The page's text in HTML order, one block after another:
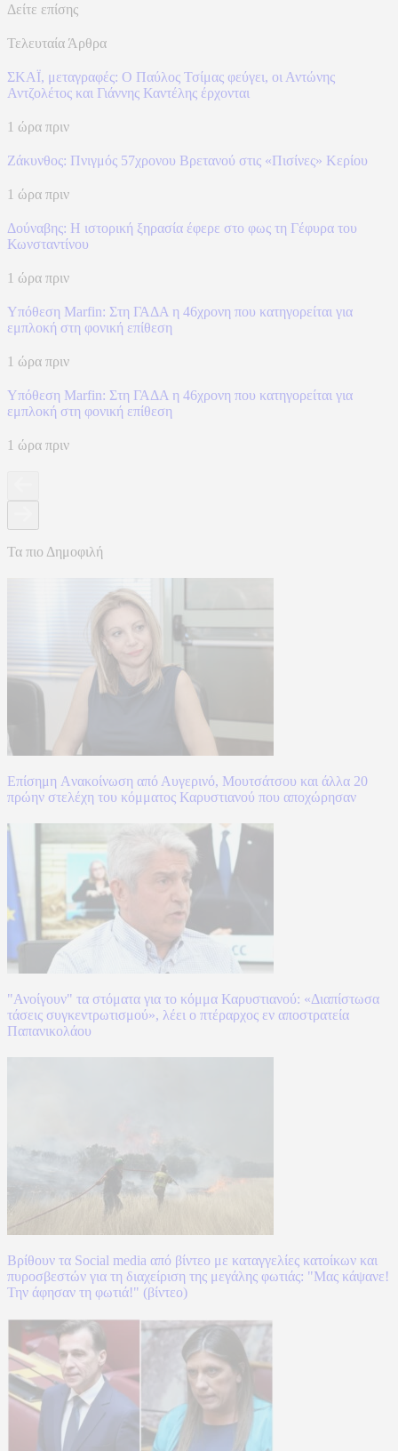
Δείτε επίσης
Τελευταία Άρθρα
ΣΚΑΪ, μεταγραφές: Ο Παύλος Τσίμας φεύγει, οι Αντώνης
Αντζολέτος και Γιάννης Καντέλης έρχονται
1 ώρα πριν
Ζάκυνθος: Πνιγμός 57χρονου Βρετανού στις «Πισίνες» Κερίου
1 ώρα πριν
Δούναβης: Η ιστορική ξηρασία έφερε στο φως τη Γέφυρα του
Κωνσταντίνου
1 ώρα πριν
Υπόθεση Marfin: Στη ΓΑΔΑ η 46χρονη που κατηγορείται για
εμπλοκή στη φονική επίθεση
1 ώρα πριν
Υπόθεση Marfin: Στη ΓΑΔΑ η 46χρονη που κατηγορείται για
εμπλοκή στη φονική επίθεση
1 ώρα πριν
Τα πιο Δημοφιλή
Επίσημη Aνακοίνωση από Αυγερινό, Μουτσάτσου και άλλα 20
πρώην στελέχη του κόμματος Καρυστιανού που αποχώρησαν
"Ανοίγουν" τα στόματα για το κόμμα Καρυστιανού: «Διαπίστωσα
τάσεις συγκεντρωτισμού», λέει ο πτέραρχος εν αποστρατεία
Παπανικολάου
Βρίθουν τα Social media από βίντεο με καταγγελίες κατοίκων και
πυροσβεστών για τη διαχείριση της μεγάλης φωτιάς: "Μας κάψανε!
Την άφησαν τη φωτιά!" (βίντεο)